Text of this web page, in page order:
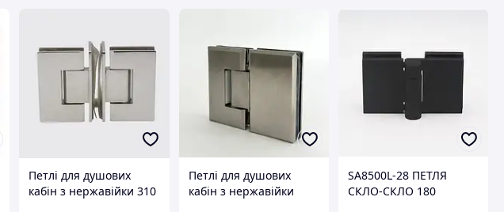
Петлі для душових
кабін з нержавійки 310
Петлі для душових
кабін з нержавійки
SA8500L-28 ПЕТЛЯ
СКЛО-СКЛО 180